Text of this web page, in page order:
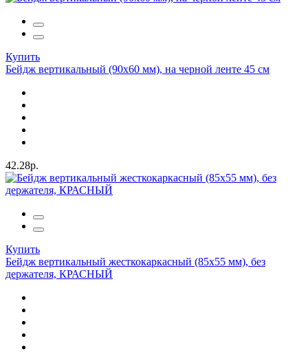
Купить
Бейдж вертикальный (90х60 мм), на черной ленте 45 см
42.28р.
Купить
Бейдж вертикальный жесткокаркасный (85х55 мм), без
держателя, КРАСНЫЙ